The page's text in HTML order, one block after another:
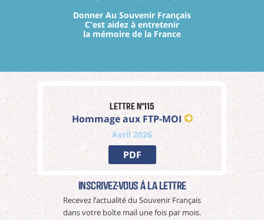
Donner Au Souvenir Français
C'est aidez à entretenir
la mémoire de la France
Lettre n°115
Hommage aux FTP-MOI
Avril 2026
PDF
Inscrivez-vous à La Lettre
Recevez l’actualité du Souvenir Français
dans votre boîte mail une fois par mois.